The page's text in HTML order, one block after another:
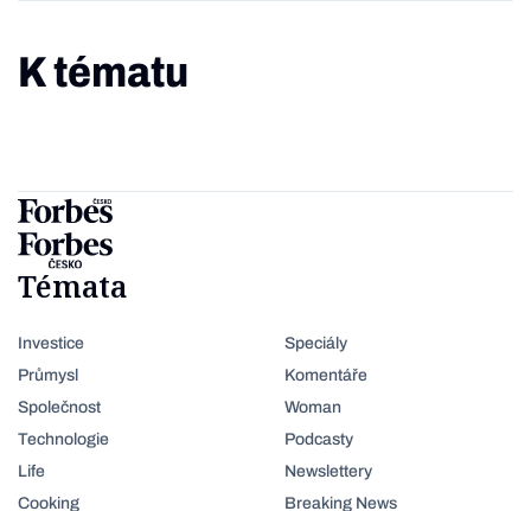
K tématu
Témata
Investice
Průmysl
Společnost
Technologie
Life
Cooking
Speciály
Komentáře
Woman
Podcasty
Newslettery
Breaking News